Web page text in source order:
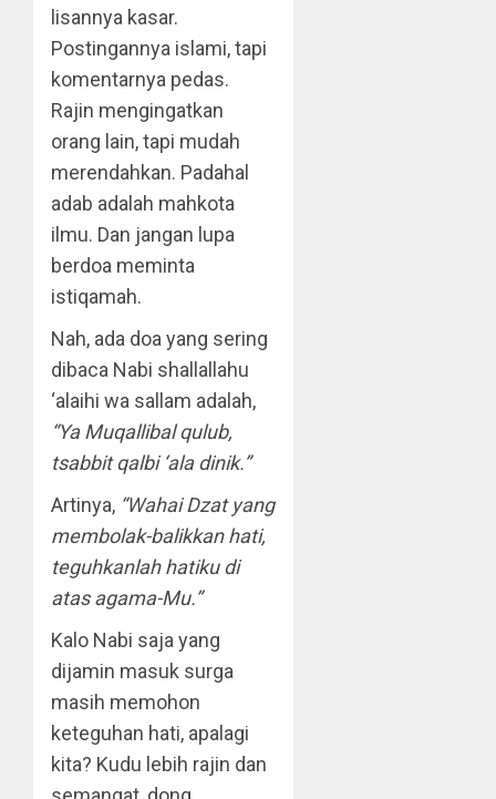
lisannya kasar.
Postingannya islami, tapi
komentarnya pedas.
Rajin mengingatkan
orang lain, tapi mudah
merendahkan. Padahal
adab adalah mahkota
ilmu. Dan jangan lupa
berdoa meminta
istiqamah.
Nah, ada doa yang sering
dibaca Nabi shallallahu
‘alaihi wa sallam adalah,
“Ya Muqallibal qulub,
tsabbit qalbi ‘ala dinik.”
Artinya, “Wahai Dzat yang
membolak-balikkan hati,
teguhkanlah hatiku di
atas agama-Mu.”
Kalo Nabi saja yang
dijamin masuk surga
masih memohon
keteguhan hati, apalagi
kita? Kudu lebih rajin dan